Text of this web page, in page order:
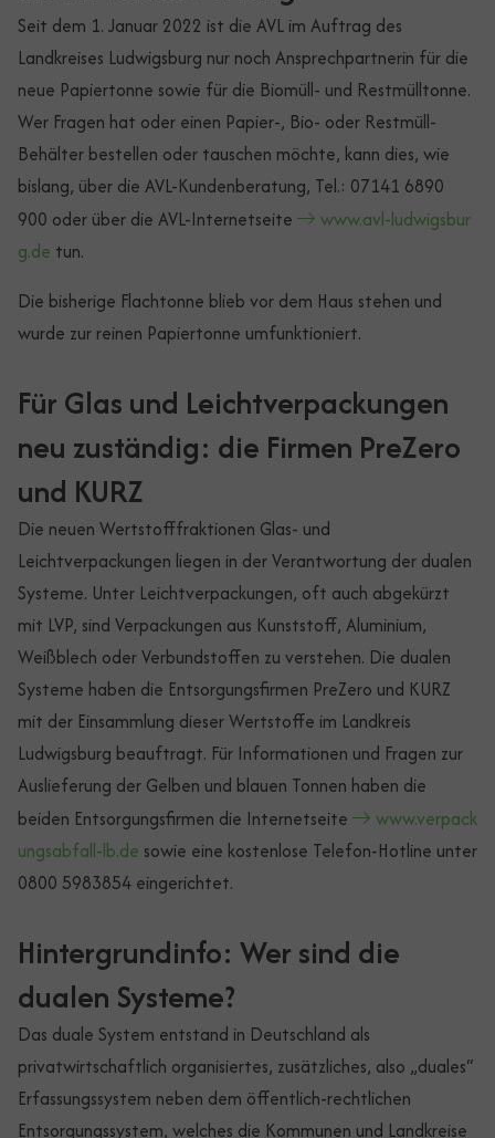
Seit dem 1. Januar 2022 ist die AVL im Auftrag des
Landkreises Ludwigsburg nur noch Ansprechpartnerin für die
neue Papiertonne sowie für die Biomüll- und Restmülltonne.
Wer Fragen hat oder einen Papier-, Bio- oder Restmüll-
Behälter bestellen oder tauschen möchte, kann dies, wie
bislang, über die AVL-Kundenberatung, Tel.: 07141 6890
900 oder über die AVL-Internetseite
www.avl-ludwigsbur
g.de tun.
Die bisherige Flachtonne blieb vor dem Haus stehen und
wurde zur reinen Papiertonne umfunktioniert.
Für Glas und Leichtverpackungen
neu zuständig: die Firmen PreZero
und KURZ
Die neuen Wertstofffraktionen Glas- und
Leichtverpackungen liegen in der Verantwortung der dualen
Systeme. Unter Leichtverpackungen, oft auch abgekürzt
mit LVP, sind Verpackungen aus Kunststoff, Aluminium,
Weißblech oder Verbundstoffen zu verstehen. Die dualen
Systeme haben die Entsorgungsfirmen PreZero und KURZ
mit der Einsammlung dieser Wertstoffe im Landkreis
Ludwigsburg beauftragt. Für Informationen und Fragen zur
Auslieferung der Gelben und blauen Tonnen haben die
beiden Entsorgungsfirmen die Internetseite
www.verpack
ungsabfall-lb.de sowie eine kostenlose Telefon-Hotline unter
0800 5983854 eingerichtet.
Hintergrundinfo: Wer sind die
dualen Systeme?
Das duale System entstand in Deutschland als
privatwirtschaftlich organisiertes, zusätzliches, also „duales“
Erfassungssystem neben dem öffentlich-rechtlichen
Entsorgungssystem, welches die Kommunen und Landkreise